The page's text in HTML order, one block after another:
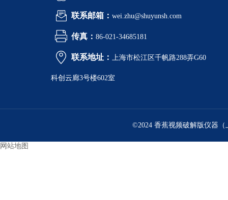
联系邮箱： wei.zhu@shuyunsh.com
传真： 86-021-34685181
联系地址： 上海市松江区千帆路288弄G60
科创云廊3号楼602室
©2024 香蕉视频破解版仪器（
网站地图